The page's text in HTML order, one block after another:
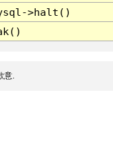
>halt()
意.